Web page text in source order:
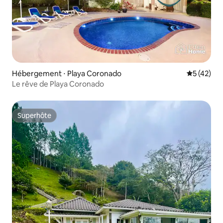
Hébergement ⋅ Playa Coronado
5 (42)
Le rêve de Playa Coronado
Superhôte
Superhôte